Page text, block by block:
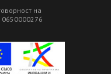
на